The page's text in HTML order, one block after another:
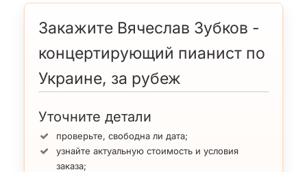
Закажите Вячеслав Зубков -
концертирующий пианист по
Украине, за рубеж
Уточните детали
проверьте, свободна ли дата;
узнайте актуальную стоимость и условия
заказа;